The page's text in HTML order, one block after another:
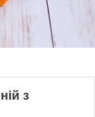
з